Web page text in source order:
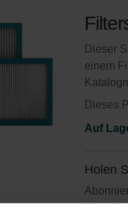
Dieser
einem
Dieses
Auf
Holen